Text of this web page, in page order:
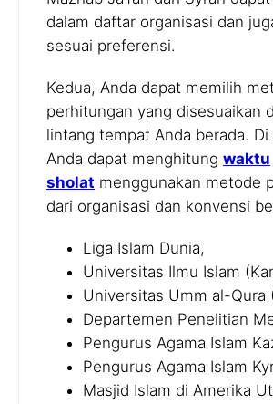
dalam daftar organisasi dan
sesuai preferensi.
Kedua, Anda dapat memilih
perhitungan yang disesuaikan
lintang tempat Anda berada.
Anda dapat menghitung waktu
sholat menggunakan metode
dari organisasi dan konvensi
Liga Islam Dunia,
Universitas Ilmu Islam
Universitas Umm al-Qura
Departemen Penelitian
Pengurus Agama Islam
Pengurus Agama Islam
Masjid Islam di Amerika